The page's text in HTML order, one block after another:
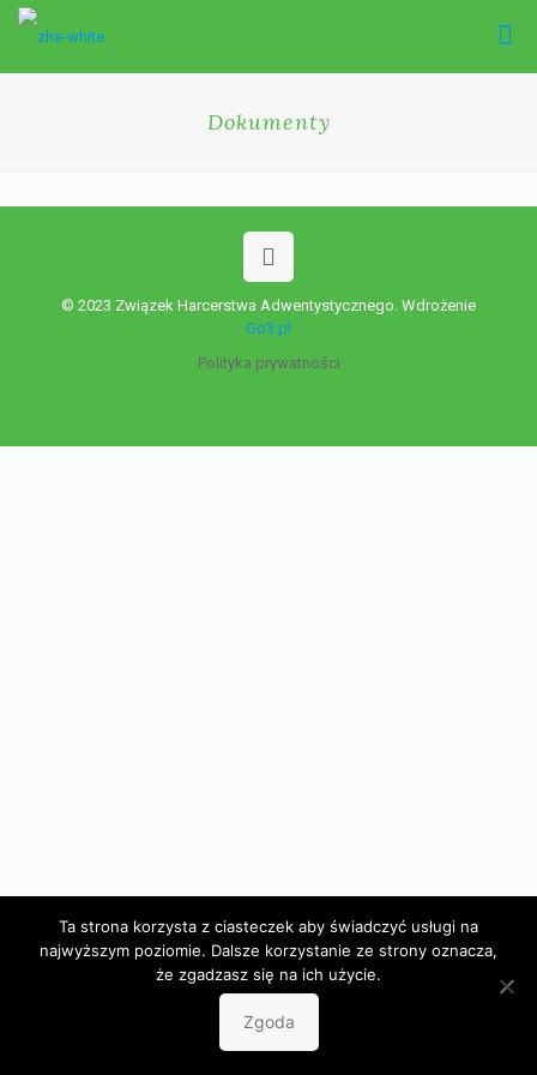
Dokumenty
© 2023 Związek Harcerstwa Adwentystycznego. Wdrożenie
Go3.pl
Polityka prywatności
Ta strona korzysta z ciasteczek aby świadczyć usługi na
najwyższym poziomie. Dalsze korzystanie ze strony oznacza,
że zgadzasz się na ich użycie.
Zgoda